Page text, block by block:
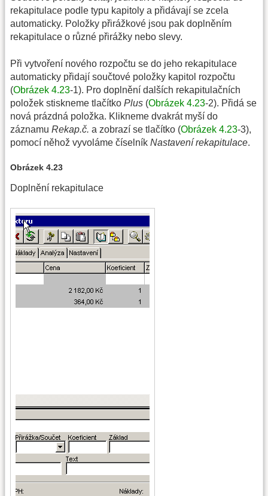
rekapitulace podle typu kapitoly a přidávají se zcela
automaticky. Položky přirážkové jsou pak doplněním
rekapitulace o různé přirážky nebo slevy.
Při vytvoření nového rozpočtu se do jeho rekapitulace
automaticky přidají součtové položky kapitol rozpočtu
(Obrázek 4.23-1). Pro doplnění dalších rekapitulačních
položek stiskneme tlačítko Plus (Obrázek 4.23-2). Přidá se
nová prázdná položka. Klikneme dvakrát myší do
záznamu Rekap.č. a zobrazí se tlačítko (Obrázek 4.23-3),
pomocí něhož vyvoláme číselník Nastavení rekapitulace.
Obrázek 4.23
Doplnění rekapitulace